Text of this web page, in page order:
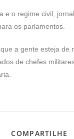
e o regime civil,
os parlamentos.
a gente esteja de
de chefes
COMPARTILHE